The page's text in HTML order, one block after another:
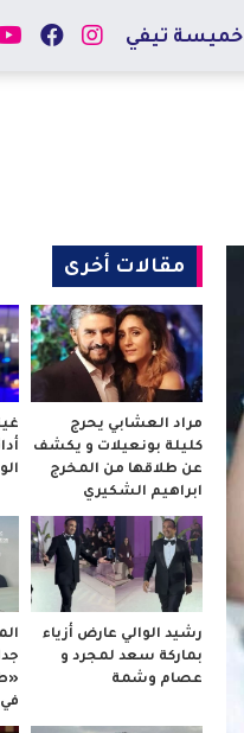
خميسة تيفي
مقالات أخرى
مراد العشابي يحرج
كليلة بونعيلات و يكشف
عن طلاقها من المخرج
ابراهيم الشكيري
رشيد الوالي عارض أزياء
بماركة سعد لمجرد و
عصام وشمة